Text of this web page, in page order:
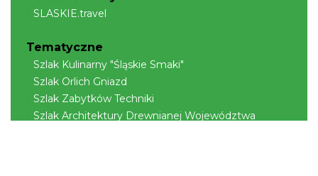
SLASKIE.travel
Tematyczne
Szlak Kulinarny "Śląskie Smaki"
Szlak Orlich Gniazd
Szlak Zabytków Techniki
Szlak Architektury Drewnianej Województwa